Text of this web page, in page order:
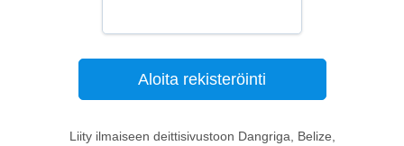
Aloita rekisteröinti
Liity ilmaiseen deittisivustoon Dangriga, Belize,